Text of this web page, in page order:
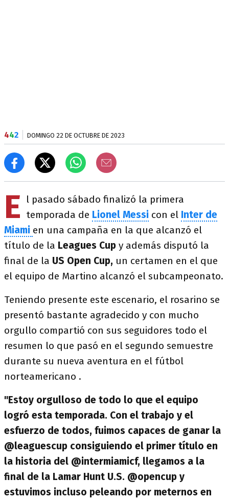
442 DOMINGO 22 DE OCTUBRE DE 2023
E
l pasado sábado finalizó la primera
temporada de Lionel Messi con el Inter de
Miami en una campaña en la que alcanzó el
título de la Leagues Cup y además disputó la
final de la US Open Cup, un certamen en el que
el equipo de Martino alcanzó el subcampeonato.
Teniendo presente este escenario, el rosarino se
presentó bastante agradecido y con mucho
orgullo compartió con sus seguidores todo el
resumen lo que pasó en el segundo semuestre
durante su nueva aventura en el fútbol
norteamericano .
"Estoy orgulloso de todo lo que el equipo
logró esta temporada. Con el trabajo y el
esfuerzo de todos, fuimos capaces de ganar la
@leaguescup consiguiendo el primer título en
la historia del @intermiamicf, llegamos a la
final de la Lamar Hunt U.S. @opencup y
estuvimos incluso peleando por meternos en